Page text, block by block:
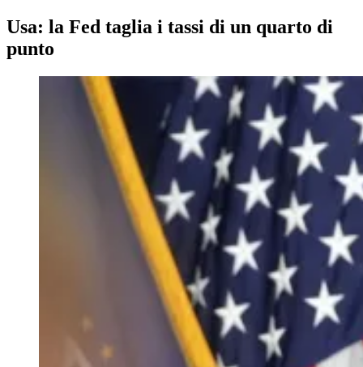
Usa: la Fed taglia i tassi di un quarto di
punto